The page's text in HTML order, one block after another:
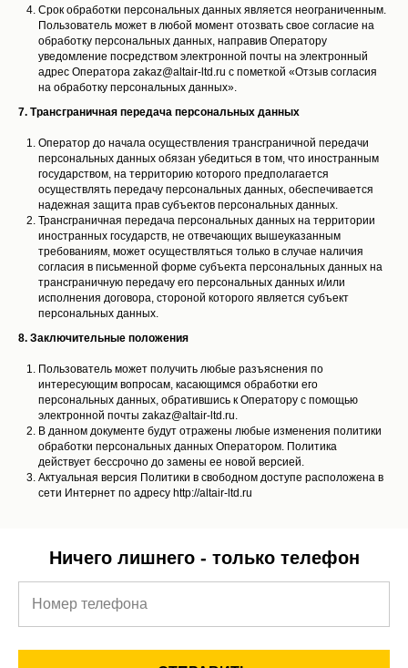
Срок обработки персональных данных является неограниченным.
Пользователь может в любой момент отозвать свое согласие на
обработку персональных данных, направив Оператору
уведомление посредством электронной почты на электронный
адрес Оператора zakaz@altair-ltd.ru с пометкой «Отзыв согласия
на обработку персональных данных».
7. Трансграничная передача персональных данных
Оператор до начала осуществления трансграничной передачи
персональных данных обязан убедиться в том, что иностранным
государством, на территорию которого предполагается
осуществлять передачу персональных данных, обеспечивается
надежная защита прав субъектов персональных данных.
Трансграничная передача персональных данных на территории
иностранных государств, не отвечающих вышеуказанным
требованиям, может осуществляться только в случае наличия
согласия в письменной форме субъекта персональных данных на
трансграничную передачу его персональных данных и/или
исполнения договора, стороной которого является субъект
персональных данных.
8. Заключительные положения
Пользователь может получить любые разъяснения по
интересующим вопросам, касающимся обработки его
персональных данных, обратившись к Оператору с помощью
электронной почты zakaz@altair-ltd.ru.
В данном документе будут отражены любые изменения политики
обработки персональных данных Оператором. Политика
действует бессрочно до замены ее новой версией.
Актуальная версия Политики в свободном доступе расположена в
сети Интернет по адресу http://altair-ltd.ru
Ничего лишнего - только телефон